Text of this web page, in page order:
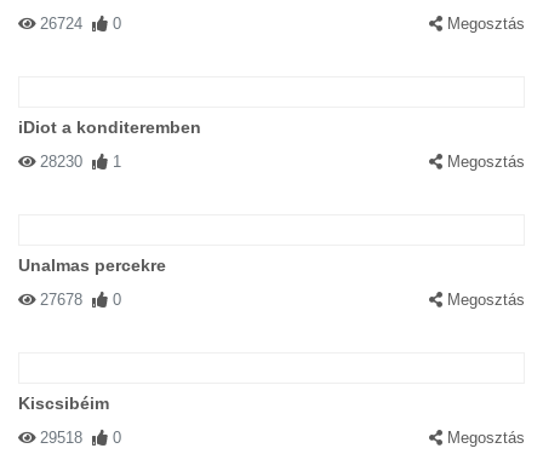
26724 0 Megosztás
iDiot a konditeremben
28230 1 Megosztás
Unalmas percekre
27678 0 Megosztás
Kiscsibéim
29518 0 Megosztás